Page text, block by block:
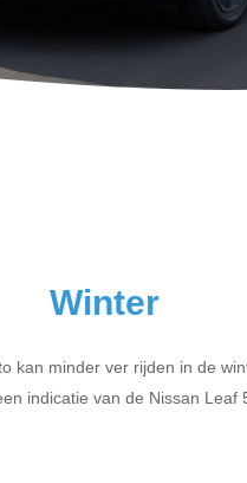
Winter
kan minder ver rijden in de
indicatie van de Nissan Leaf